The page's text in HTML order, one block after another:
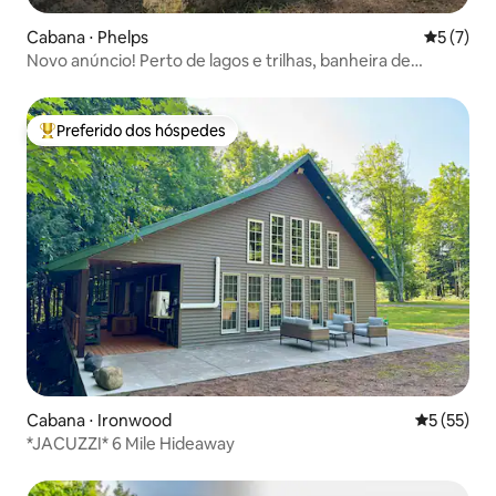
Cabana ⋅ Phelps 5 de
5 (7)
Novo anúncio! Perto de lagos e trilhas, banheira de
Entre os melhores preferidos dos hóspedes
Preferido dos hóspedes
Cabana ⋅ Ironwood 5 de uma
5 (55)
*JACUZZI* 6 Mile Hideaway